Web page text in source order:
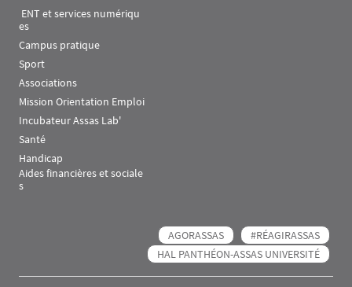
es
Campus pratique
Sport
Associations
Mission Orientation Emploi
Incubateur Assas Lab'
Santé
Handicap
Aides financières et sociale
s
AGORASSAS
#RÉAGIRASSAS
HAL PANTHÉON-ASSAS UNIVERSITÉ